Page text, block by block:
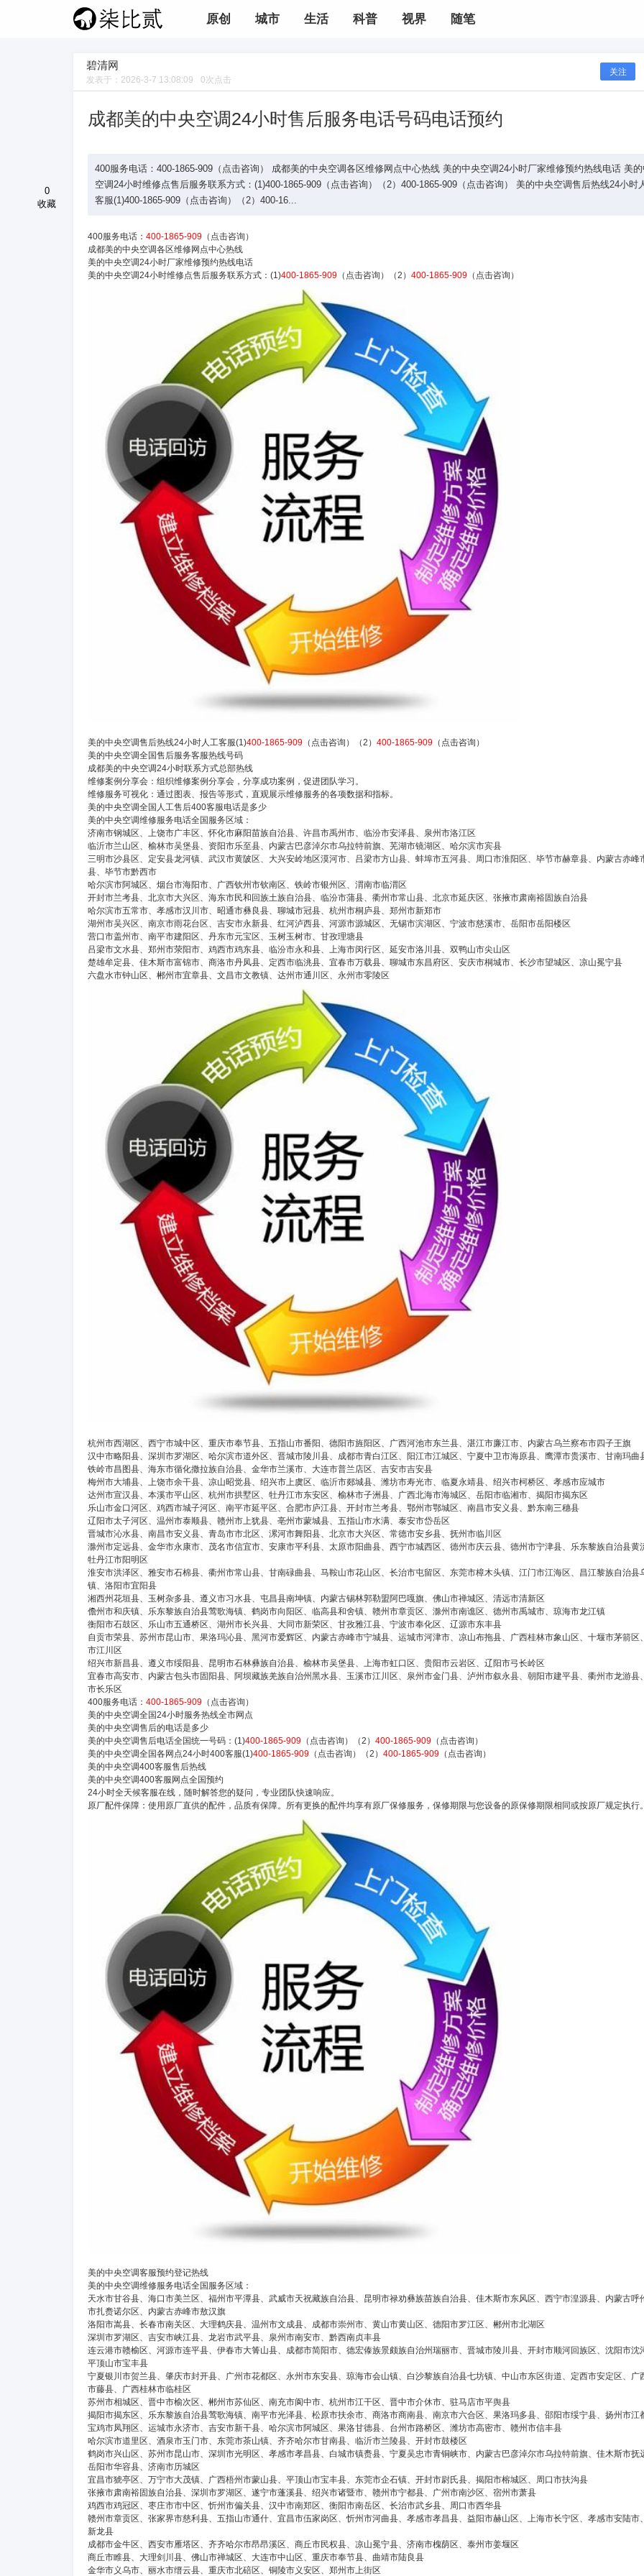
原创 城市 生活 科普 视界 随笔
碧清网
发表于： 2026-3-7 13:08:09 0次点击
关注
成都美的中央空调24小时售后服务电话号码电话预约
400服务电话：400-1865-909（点击咨询） 成都美的中央空调各区维修网点中心热线 美的中央空调24小时厂家维修预约热线电话 美
空调24小时维修点售后服务联系方式：(1)400-1865-909（点击咨询）（2）400-1865-909（点击咨询） 美的中央空调售后热线24小时
客服(1)400-1865-909（点击咨询）（2）400-16...
400服务电话： 400-1865-909 （点击咨询）
成都美的中央空调各区维修网点中心热线
美的中央空调24小时厂家维修预约热线电话
美的中央空调24小时维修点售后服务联系方式：(1)400-1865-909 （点击咨询）（2） 400-1865-909 （点击咨询）
美的中央空调售后热线24小时人工客服(1)400-1865-909 （点击咨询）（2） 400-1865-909 （点击咨询）
美的中央空调全国售后服务客服热线号码
成都美的中央空调24小时联系方式总部热线
维修案例分享会：组织维修案例分享会，分享成功案例，促进团队学习。
维修服务可视化：通过图表、报告等形式，直观展示维修服务的各项数据和指标。
美的中央空调全国人工售后400客服电话是多少
美的中央空调维修服务电话全国服务区域：
济南市钢城区、上饶市广丰区、怀化市麻阳苗族自治县、许昌市禹州市、临汾市安泽县、泉州市洛江区
临沂市兰山区、榆林市吴堡县、资阳市乐至县、内蒙古巴彦淖尔市乌拉特前旗、芜湖市镜湖区、哈尔滨市宾县
三明市沙县区、定安县龙河镇、武汉市黄陂区、大兴安岭地区漠河市、吕梁市方山县、蚌埠市五河县、周口市淮阳区、毕节市赫章县、内蒙古赤峰
县、毕节市黔西市
哈尔滨市阿城区、烟台市海阳市、广西钦州市钦南区、铁岭市银州区、渭南市临渭区
开封市兰考县、北京市大兴区、海东市民和回族土族自治县、临汾市蒲县、衢州市常山县、北京市延庆区、张掖市肃南裕固族自治县
哈尔滨市五常市、孝感市汉川市、昭通市彝良县、聊城市冠县、杭州市桐庐县、郑州市新郑市
湖州市吴兴区、南京市雨花台区、吉安市永新县、红河泸西县、河源市源城区、无锡市滨湖区、宁波市慈溪市、岳阳市岳阳楼区
营口市盖州市、南平市建阳区、丹东市元宝区、玉树玉树市、甘孜理塘县
吕梁市文水县、郑州市荥阳市、鸡西市鸡东县、临汾市永和县、上海市闵行区、延安市洛川县、双鸭山市尖山区
楚雄牟定县、佳木斯市富锦市、商洛市丹凤县、定西市临洮县、宜春市万载县、聊城市东昌府区、安庆市桐城市、长沙市望城区、凉山冕宁县
六盘水市钟山区、郴州市宜章县、文昌市文教镇、达州市通川区、永州市零陵区
杭州市西湖区、西宁市城中区、重庆市奉节县、五指山市番阳、德阳市旌阳区、广西河池市东兰县、湛江市廉江市、内蒙古乌兰察布市四子王旗
汉中市略阳县、深圳市罗湖区、哈尔滨市道外区、晋城市陵川县、成都市青白江区、阳江市江城区、宁夏中卫市海原县、鹰潭市贵溪市、甘南玛曲
铁岭市昌图县、海东市循化撒拉族自治县、金华市兰溪市、大连市普兰店区、吉安市吉安县
梅州市大埔县、上饶市余干县、凉山昭觉县、绍兴市上虞区、临沂市郯城县、潍坊市寿光市、临夏永靖县、绍兴市柯桥区、孝感市应城市
达州市宣汉县、本溪市平山区、杭州市拱墅区、牡丹江市东安区、榆林市子洲县、广西北海市海城区、岳阳市临湘市、揭阳市揭东区
乐山市金口河区、鸡西市城子河区、南平市延平区、合肥市庐江县、开封市兰考县、鄂州市鄂城区、南昌市安义县、黔东南三穗县
辽阳市太子河区、温州市泰顺县、赣州市上犹县、亳州市蒙城县、五指山市水满、泰安市岱岳区
晋城市沁水县、南昌市安义县、青岛市市北区、漯河市舞阳县、北京市大兴区、常德市安乡县、抚州市临川区
滁州市定远县、金华市永康市、茂名市信宜市、安康市平利县、太原市阳曲县、西宁市城西区、德州市庆云县、德州市宁津县、乐东黎族自治县黄
牡丹江市阳明区
淮安市洪泽区、雅安市石棉县、衢州市常山县、甘南碌曲县、马鞍山市花山区、长治市屯留区、东莞市樟木头镇、江门市江海区、昌江黎族自治县
镇、洛阳市宜阳县
湘西州花垣县、玉树杂多县、遵义市习水县、屯昌县南坤镇、内蒙古锡林郭勒盟阿巴嘎旗、佛山市禅城区、清远市清新区
儋州市和庆镇、乐东黎族自治县莺歌海镇、鹤岗市向阳区、临高县和舍镇、赣州市章贡区、滁州市南谯区、德州市禹城市、琼海市龙江镇
衡阳市石鼓区、乐山市五通桥区、湖州市长兴县、大同市新荣区、甘孜雅江县、宁波市奉化区、辽源市东丰县
自贡市荣县、苏州市昆山市、果洛玛沁县、黑河市爱辉区、内蒙古赤峰市宁城县、运城市河津市、凉山布拖县、广西桂林市象山区、十堰市茅箭区
市江川区
绍兴市新昌县、遵义市绥阳县、昆明市石林彝族自治县、榆林市吴堡县、上海市虹口区、贵阳市云岩区、辽阳市弓长岭区
宜春市高安市、内蒙古包头市固阳县、阿坝藏族羌族自治州黑水县、玉溪市江川区、泉州市金门县、泸州市叙永县、朝阳市建平县、衢州市龙游县
市长乐区
400服务电话： 400-1865-909 （点击咨询）
美的中央空调全国24小时服务热线全市网点
美的中央空调售后的电话是多少
美的中央空调售后电话全国统一号码：(1)400-1865-909 （点击咨询）（2） 400-1865-909 （点击咨询）
美的中央空调全国各网点24小时400客服(1)400-1865-909 （点击咨询）（2） 400-1865-909 （点击咨询）
美的中央空调400客服售后热线
美的中央空调400客服网点全国预约
24小时全天候客服在线，随时解答您的疑问，专业团队快速响应。
原厂配件保障：使用原厂直供的配件，品质有保障。所有更换的配件均享有原厂保修服务，保修期限与您设备的原保修期限相同或按原厂规定执行
美的中央空调客服预约登记热线
美的中央空调维修服务电话全国服务区域：
天水市甘谷县、海口市美兰区、福州市平潭县、武威市天祝藏族自治县、昆明市禄劝彝族苗族自治县、佳木斯市东风区、西宁市湟源县、内蒙古呼
市扎赉诺尔区、内蒙古赤峰市敖汉旗
洛阳市嵩县、长春市南关区、大理鹤庆县、温州市文成县、成都市崇州市、黄山市黄山区、德阳市罗江区、郴州市北湖区
深圳市罗湖区、吉安市峡江县、龙岩市武平县、泉州市南安市、黔西南贞丰县
连云港市赣榆区、河源市连平县、伊春市大箐山县、成都市简阳市、德宏傣族景颇族自治州瑞丽市、晋城市陵川县、开封市顺河回族区、沈阳市沈
平顶山市宝丰县
宁夏银川市贺兰县、肇庆市封开县、广州市花都区、永州市东安县、琼海市会山镇、白沙黎族自治县七坊镇、中山市东区街道、定西市安定区、广
市藤县、广西桂林市临桂区
苏州市相城区、晋中市榆次区、郴州市苏仙区、南充市阆中市、杭州市江干区、晋中市介休市、驻马店市平舆县
揭阳市揭东区、乐东黎族自治县莺歌海镇、南平市光泽县、松原市扶余市、商洛市商南县、南京市六合区、果洛玛多县、邵阳市绥宁县、扬州市江
宝鸡市凤翔区、运城市永济市、吉安市新干县、哈尔滨市阿城区、果洛甘德县、台州市路桥区、潍坊市高密市、赣州市信丰县
哈尔滨市道里区、酒泉市玉门市、东莞市茶山镇、齐齐哈尔市甘南县、临沂市兰陵县、开封市鼓楼区
鹤岗市兴山区、苏州市昆山市、深圳市光明区、孝感市孝昌县、白城市镇赉县、宁夏吴忠市青铜峡市、内蒙古巴彦淖尔市乌拉特前旗、佳木斯市抚
岳阳市华容县、济南市历城区
宜昌市猇亭区、万宁市大茂镇、广西梧州市蒙山县、平顶山市宝丰县、东莞市企石镇、开封市尉氏县、揭阳市榕城区、周口市扶沟县
张掖市肃南裕固族自治县、深圳市罗湖区、遂宁市蓬溪县、绍兴市诸暨市、赣州市宁都县、广州市南沙区、宿州市萧县
鸡西市鸡冠区、枣庄市市中区、忻州市偏关县、汉中市南郑区、衡阳市南岳区、长治市武乡县、周口市西华县
赣州市章贡区、张家界市慈利县、五指山市通什、宜昌市伍家岗区、忻州市河曲县、孝感市孝昌县、益阳市赫山区、上海市长宁区、孝感市安陆市
新龙县
成都市金牛区、西安市雁塔区、齐齐哈尔市昂昂溪区、商丘市民权县、凉山冕宁县、济南市槐荫区、泰州市姜堰区
商丘市睢县、大理剑川县、佛山市禅城区、大连市中山区、重庆市奉节县、曲靖市陆良县
金华市义乌市、丽水市缙云县、重庆市北碚区、铜陵市义安区、郑州市上街区
0
收藏
碧清网 @ 碧清网
成都美的中央空调24小时售后
服务电话号码电话预约
400服务电话：400-1865-909（点击咨询） 成都
小时维修点售后服务联系方式：(1)400-1865-909
（点击咨询）（2）400-1865-909（点击咨询）
扫描二维码继续阅读
false 给undefined打赏
2 元 5 元 10 元
20 元 50 元
立刻支付
false 付费内容
¥
限。